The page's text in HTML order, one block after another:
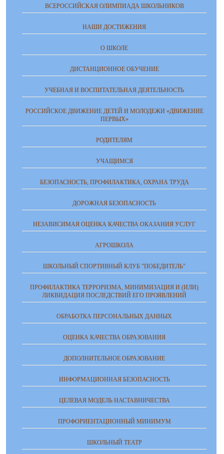
ВСЕРОССИЙСКАЯ ОЛИМПИАДА ШКОЛЬНИКОВ
НАШИ ДОСТИЖЕНИЯ
О ШКОЛЕ
ДИСТАНЦИОННОЕ ОБУЧЕНИЕ
УЧЕБНАЯ И ВОСПИТАТЕЛЬНАЯ ДЕЯТЕЛЬНОСТЬ
РОССИЙСКОЕ ДВИЖЕНИЕ ДЕТЕЙ И МОЛОДЕЖИ «ДВИЖЕНИЕ
ПЕРВЫХ»
РОДИТЕЛЯМ
УЧАЩИМСЯ
БЕЗОПАСНОСТЬ, ПРОФИЛАКТИКА, ОХРАНА ТРУДА
ДОРОЖНАЯ БЕЗОПАСНОСТЬ
НЕЗАВИСИМАЯ ОЦЕНКА КАЧЕСТВА ОКАЗАНИЯ УСЛУГ
АГРОШКОЛА
ШКОЛЬНЫЙ СПОРТИВНЫЙ КЛУБ "ПОБЕДИТЕЛЬ"
ПРОФИЛАКТИКА ТЕРРОРИЗМА, МИНИМИЗАЦИЯ И (ИЛИ)
ЛИКВИДАЦИЯ ПОСЛЕДСТВИЙ ЕГО ПРОЯВЛЕНИЙ
ОБРАБОТКА ПЕРСОНАЛЬНЫХ ДАННЫХ
ОЦЕНКА КАЧЕСТВА ОБРАЗОВАНИЯ
ДОПОЛНИТЕЛЬНОЕ ОБРАЗОВАНИЕ
ИНФОРМАЦИОННАЯ БЕЗОПАСНОСТЬ
ЦЕЛЕВАЯ МОДЕЛЬ НАСТАВНИЧЕСТВА
ПРОФОРИЕНТАЦИОННЫЙ МИНИМУМ
ШКОЛЬНЫЙ ТЕАТР